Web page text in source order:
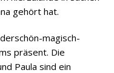
gehört hat.
magisch-
präsent. Die
Paula sind ein